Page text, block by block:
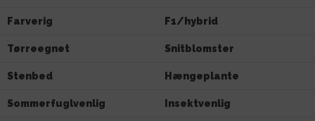
Farverig F1/hybrid
Tørreegnet Snitblomster
Stenbed Hængeplante
Sommerfuglvenlig Insektvenlig